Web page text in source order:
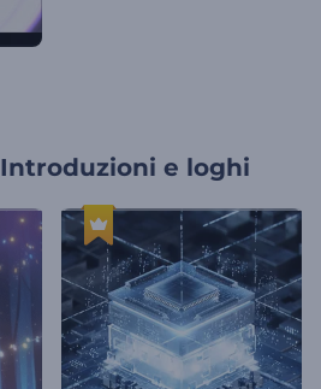
Introduzioni e loghi